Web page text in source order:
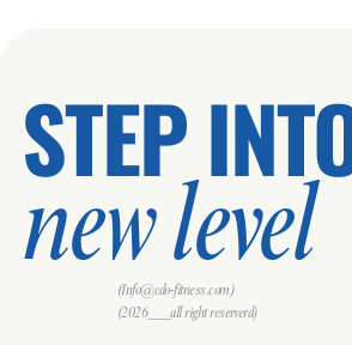
STEP
new level
(Info@cdo-fitness.com)
(2026___all right reserverd)